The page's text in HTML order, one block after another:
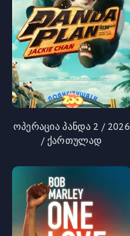
ოპერაცია პანდა 2 / 2026
/ ქართულად